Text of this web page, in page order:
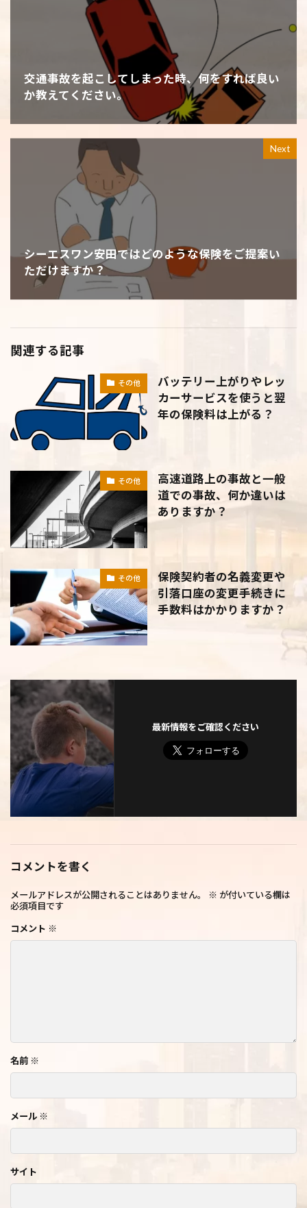
交通事故を起こしてしまった時、何をすれば良い
か教えてください。
Next
シーエスワン安田ではどのような保険をご提案い
ただけますか？
関連する記事
その他
バッテリー上がりやレッ
カーサービスを使うと翌
年の保険料は上がる？
その他
高速道路上の事故と一般
道での事故、何か違いは
ありますか？
その他
保険契約者の名義変更や
引落口座の変更手続きに
手数料はかかりますか？
最新情報をご確認ください
コメントを書く
メールアドレスが公開されることはありません。 ※ が付いている欄は
必須項目です
コメント ※
名前 ※
メール ※
サイト